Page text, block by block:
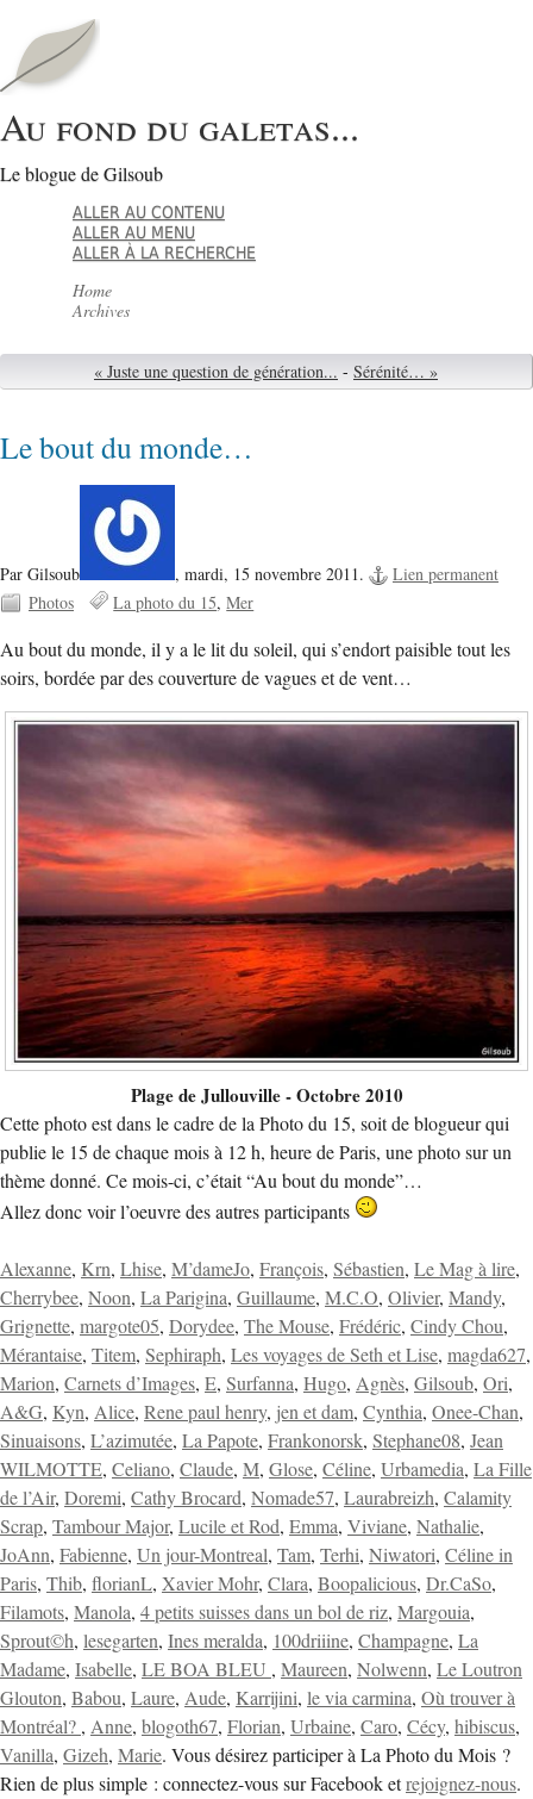
Au fond du galetas...
Le blogue de Gilsoub
ALLER AU CONTENU
ALLER AU MENU
ALLER À LA RECHERCHE
Home
Archives
« Juste une question de génération... - Sérénité… »
Le bout du monde…
Par Gilsoub , mardi, 15 novembre 2011.
Lien permanent
Photos
La photo du 15 Mer
Au bout du monde, il y a le lit du soleil, qui s’endort paisible tout les
soirs, bordée par des couverture de vagues et de vent…
Plage de Jullouville - Octobre 2010
Cette photo est dans le cadre de la Photo du 15, soit de blogueur qui
publie le 15 de chaque mois à 12 h, heure de Paris, une photo sur un
thème donné. Ce mois-ci, c’était “Au bout du monde”…
Allez donc voir l’oeuvre des autres participants
Alexanne, Krn, Lhise, M’dameJo, François, Sébastien, Le Mag à lire,
Cherrybee, Noon, La Parigina, Guillaume, M.C.O, Olivier, Mandy,
Grignette, margote05, Dorydee, The Mouse, Frédéric, Cindy Chou,
Mérantaise, Titem, Sephiraph, Les voyages de Seth et Lise, magda627,
Marion, Carnets d’Images, E, Surfanna, Hugo, Agnès, Gilsoub, Ori,
A&G, Kyn, Alice, Rene paul henry, jen et dam, Cynthia, Onee-Chan,
Sinuaisons, L’azimutée, La Papote, Frankonorsk, Stephane08, Jean
WILMOTTE, Celiano, Claude, M, Glose, Céline, Urbamedia, La Fille
de l’Air, Doremi, Cathy Brocard, Nomade57, Laurabreizh, Calamity
Scrap, Tambour Major, Lucile et Rod, Emma, Viviane, Nathalie,
JoAnn, Fabienne, Un jour-Montreal, Tam, Terhi, Niwatori, Céline in
Paris, Thib, florianL, Xavier Mohr, Clara, Boopalicious, Dr.CaSo,
Filamots, Manola, 4 petits suisses dans un bol de riz, Margouia,
Sprout©h, lesegarten, Ines meralda, 100driiine, Champagne, La
Madame, Isabelle, LE BOA BLEU , Maureen, Nolwenn, Le Loutron
Glouton, Babou, Laure, Aude, Karrijini, le via carmina, Où trouver à
Montréal? , Anne, blogoth67, Florian, Urbaine, Caro, Cécy, hibiscus,
Vanilla, Gizeh, Marie. Vous désirez participer à La Photo du Mois ?
Rien de plus simple : connectez-vous sur Facebook etrejoignez-nous.